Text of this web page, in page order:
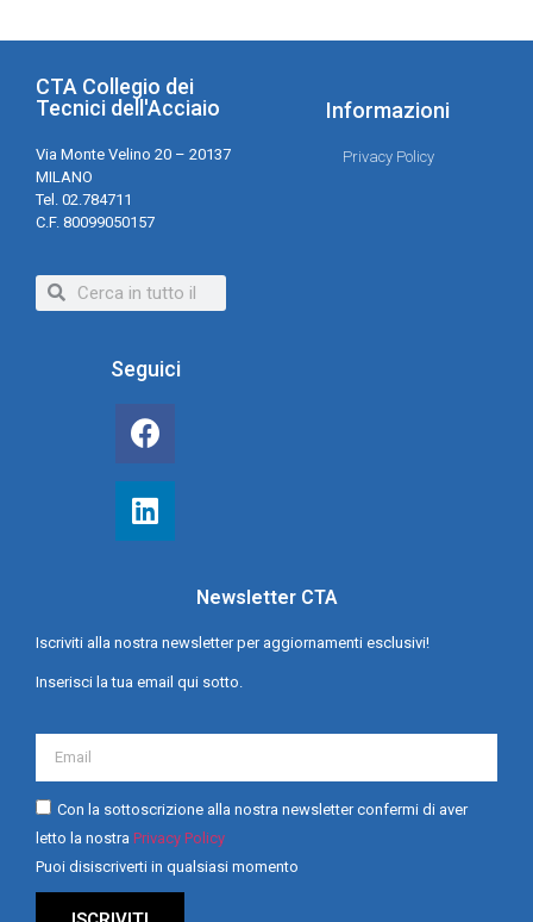
CTA Collegio dei
Tecnici dell'Acciaio
Via Monte Velino 20 – 20137
MILANO
Tel. 02.784711
C.F. 80099050157
Informazioni
Privacy Policy
Seguici
Newsletter CTA
Iscriviti alla nostra newsletter per aggiornamenti esclusivi!
Inserisci la tua email qui sotto.
Con la sottoscrizione alla nostra newsletter confermi di aver
letto la nostra Privacy Policy
Puoi disiscriverti in qualsiasi momento